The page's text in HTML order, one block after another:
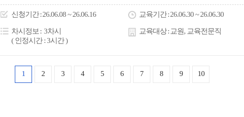
신청기간 26.06.08 ~ 26.06.16 교육기간 26.06.30 ~ 26.06.30
차시정보
3차시
( 인정시간 : 3시간 )
교육대상 교원, 교육전문직
1 2 3 4 5 6 7 8 9 10